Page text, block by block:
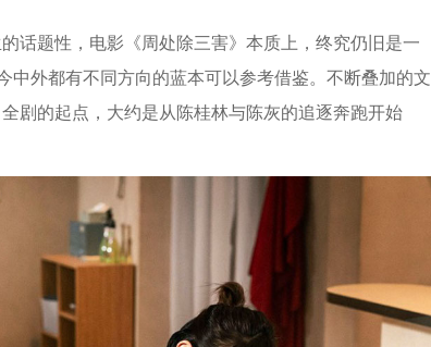
话题性，电影《周处除三害》本质上，终究仍旧是一
中外都有不同方向的蓝本可以参考借鉴。不断叠加的文
剧的起点，大约是从陈桂林与陈灰的追逐奔跑开始